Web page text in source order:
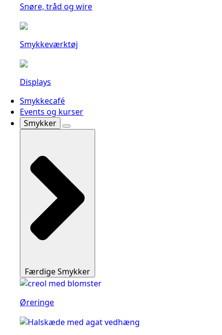
Snøre, tråd og wire
Smykkeværktøj
Displays
Smykkecafé
Events og kurser
Smykker
Færdige Smykker
Øreringe